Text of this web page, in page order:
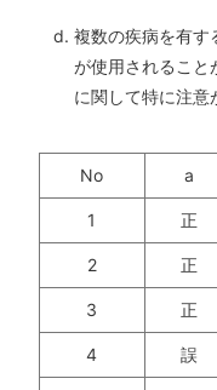
複数の疾病を有す
が使用されること
に関して特に注意
No a
1 正
2 正
3 正
4 誤